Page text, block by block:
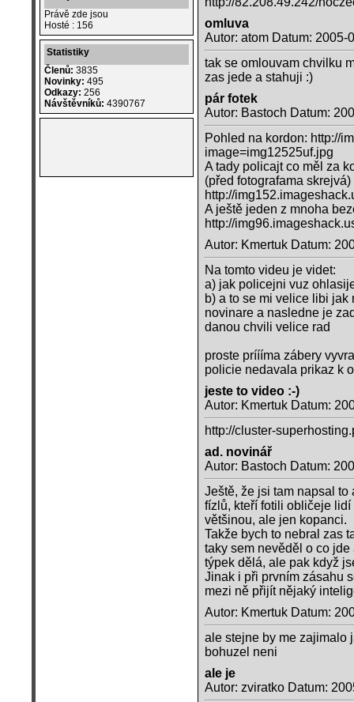
Právě zde jsou
Hosté : 156
Statistiky
Členů: 3835
Novinky: 495
Odkazy: 256
Návštěvníků: 4390767
omluva
Autor: atom Datum: 2005-
tak se omlouvam chvilku
zas jede a stahuji :)
pár fotek
Autor: Bastoch Datum:
Pohled na kordon: http://
image=img12525uf.jpg
A tady policajt co měl za
(před fotografama
http://
A ještě jeden z mnoha
http://
Autor: Kmertuk Datum:
Na tomto videu je videt:
a) jak policejni vuz
b) a to se mi velice libi
novinare a nasledne je
danou chvili velice rad
proste príííma zábery
policie nedavala prikaz k
jeste to video :-)
Autor: Kmertuk Datum:
http://cluster-
ad. novinář
Autor: Bastoch Datum:
Ještě, že jsi tam napsal
fízlů, kteří fotili obličeje
většinou, ale jen kopanci.
Takže bych to nebral zas
taky sem nevěděl o co
týpek dělá, ale pak když
Jinak i při prvním zásahu
mezi ně přijít nějaký
Autor: Kmertuk Datum:
ale stejne by me zajimalo
bohuzel neni
ale je
Autor: zviratko Datum: